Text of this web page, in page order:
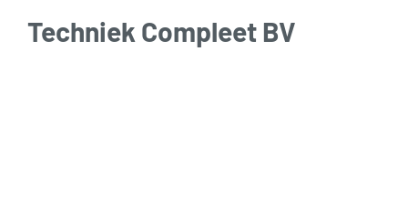
Techniek Compleet BV